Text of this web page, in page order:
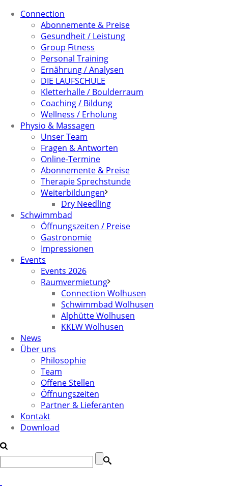
Connection
Abonnemente & Preise
Gesundheit / Leistung
Group Fitness
Personal Training
Ernährung / Analysen
DIE LAUFSCHULE
Kletterhalle / Boulderraum
Coaching / Bildung
Wellness / Erholung
Physio & Massagen
Unser Team
Fragen & Antworten
Online-Termine
Abonnemente & Preise
Therapie Sprechstunde
Weiterbildungen
Dry Needling
Schwimmbad
Öffnungszeiten / Preise
Gastronomie
Impressionen
Events
Events 2026
Raumvermietung
Connection Wolhusen
Schwimmbad Wolhusen
Alphütte Wolhusen
KKLW Wolhusen
News
Über uns
Philosophie
Team
Offene Stellen
Öffnungszeiten
Partner & Lieferanten
Kontakt
Download